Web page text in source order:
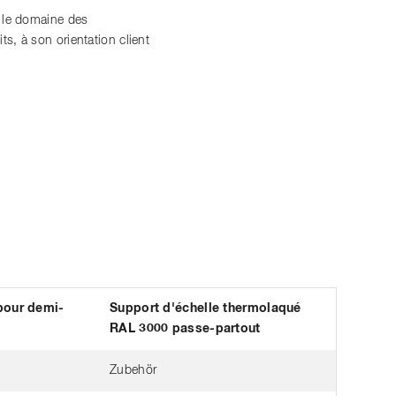
domaine des
à son orientation client
demi-
Support d'échelle thermolaqué
RAL 3000 passe-partout
Zubehör